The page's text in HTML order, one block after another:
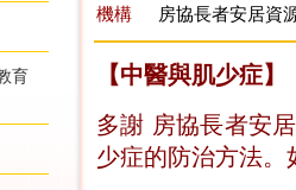
育
機構
房協長者安居資
【中醫與肌少症】
多謝 房協長者安
少症的防治方法。